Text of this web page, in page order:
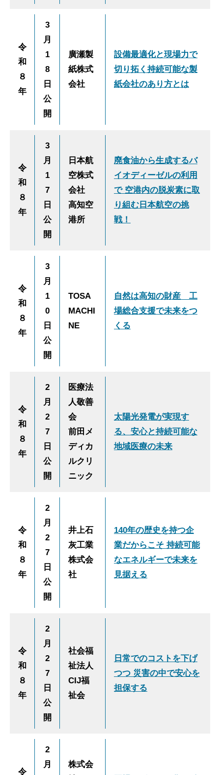
令
和
８
年
3
月
1
8
日
公
開
廣瀬製
紙株式
会社
設備最適化と現場力で
切り拓く持続可能な製
紙会社のあり方とは
令
和
８
年
3
月
1
7
日
公
開
日本航
空株式
会社
高知空
港所
廃食油から生成するバ
イオディーゼルの利用
で 空港内の脱炭素に取
り組む日本航空の挑
戦！
令
和
８
年
3
月
1
0
日
公
開
TOSA
MACHI
NE
自然は高知の財産 工
場総合支援で未来をつ
くる
令
和
８
年
2
月
2
7
日
公
開
医療法
人敬善
会
前田メ
ディカ
ルクリ
ニック
太陽光発電が実現す
る、安心と持続可能な
地域医療の未来
令
和
８
年
2
月
2
7
日
公
開
井上石
灰工業
株式会
社
140年の歴史を持つ企
業だからこそ 持続可能
なエネルギーで未来を
見据える
令
和
８
年
2
月
2
7
日
公
開
社会福
祉法人
CIJ福
祉会
日常でのコストを下げ
つつ 災害の中で安心を
担保する
令
2
月
株式会